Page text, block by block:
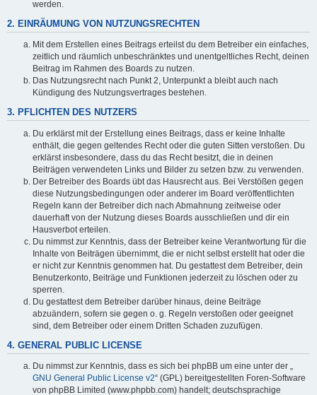
werden.
2. EINRÄUMUNG VON NUTZUNGSRECHTEN
Mit dem Erstellen eines Beitrags erteilst du dem Betreiber ein einfaches,
zeitlich und räumlich unbeschränktes und unentgeltliches Recht, deinen
Beitrag im Rahmen des Boards zu nutzen.
Das Nutzungsrecht nach Punkt 2, Unterpunkt a bleibt auch nach
Kündigung des Nutzungsvertrages bestehen.
3. PFLICHTEN DES NUTZERS
Du erklärst mit der Erstellung eines Beitrags, dass er keine Inhalte
enthält, die gegen geltendes Recht oder die guten Sitten verstoßen. Du
erklärst insbesondere, dass du das Recht besitzt, die in deinen
Beiträgen verwendeten Links und Bilder zu setzen bzw. zu verwenden.
Der Betreiber des Boards übt das Hausrecht aus. Bei Verstößen gegen
diese Nutzungsbedingungen oder anderer im Board veröffentlichten
Regeln kann der Betreiber dich nach Abmahnung zeitweise oder
dauerhaft von der Nutzung dieses Boards ausschließen und dir ein
Hausverbot erteilen.
Du nimmst zur Kenntnis, dass der Betreiber keine Verantwortung für die
Inhalte von Beiträgen übernimmt, die er nicht selbst erstellt hat oder die
er nicht zur Kenntnis genommen hat. Du gestattest dem Betreiber, dein
Benutzerkonto, Beiträge und Funktionen jederzeit zu löschen oder zu
sperren.
Du gestattest dem Betreiber darüber hinaus, deine Beiträge
abzuändern, sofern sie gegen o. g. Regeln verstoßen oder geeignet
sind, dem Betreiber oder einem Dritten Schaden zuzufügen.
4. GENERAL PUBLIC LICENSE
Du nimmst zur Kenntnis, dass es sich bei phpBB um eine unter der „
GNU General Public License v2“ (GPL) bereitgestellten Foren-Software
von phpBB Limited (www.phpbb.com) handelt; deutschsprachige